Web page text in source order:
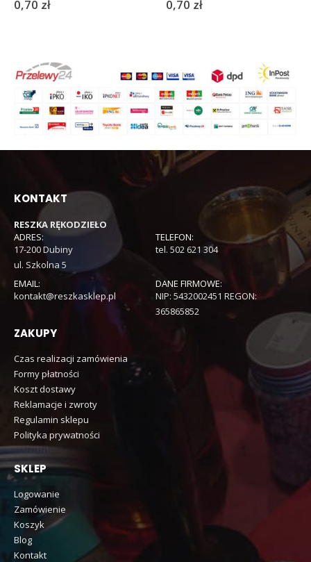
0,70 zł 0,70 zł
KONTAKT
RESZKA RĘKODZIEŁO
ADRES:
17-200 Dubiny
ul. Szkolna 5
TELEFON:
tel. 502 621 304
EMAIL:
kontakt@reszkasklep.pl
DANE FIRMOWE:
NIP: 5432002451 REGON:
365865852
ZAKUPY
Czas realizacji zamówienia
Formy płatności
Koszt dostawy
Reklamacje i zwroty
Regulamin sklepu
Polityka prywatności
SKLEP
Logowanie
Zamówienie
Koszyk
Blog
Kontakt